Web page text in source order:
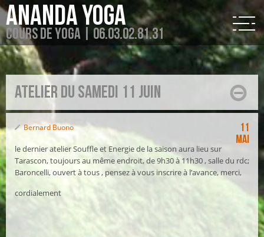
Ananda Yoga
Cours de Yoga | 06.03.02.81.31
Atelier du samedi 11 juin
Bernard Buono
11
Mai
le dernier atelier Souffle et Energie de la saison aura lieu sur
Tarascon, toujours au même endroit, de 9h30 à 11h30 , salle du rdc;
Baroncelli, ouvert à tous , pensez à vous inscrire à l’avance, merci,
cordialement